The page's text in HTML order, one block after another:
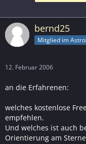
bernd25
Mitglied im
12. Februar 2006
an die Erfahrenen:
welches kostenlose
empfehlen.
Und welches ist auch
Orientierung am